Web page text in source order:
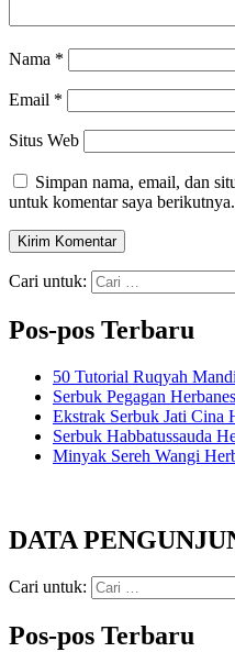
Nama *
Email *
Situs Web
Simpan nama, email, dan
untuk komentar saya berikutnya.
Cari untuk:
Pos-pos Terbaru
50 Tutorial Ruqyah
Serbuk Pegagan
Ekstrak Serbuk Jati Cina
Serbuk Habbatussauda
Minyak Sereh Wangi
DATA
Cari untuk:
Pos-pos Terbaru